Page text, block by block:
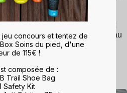
ou simplement à la
du pied, choisissez les
de marche et de sport
soin de vos pieds et restez au
soit l'activité !
concours et tentez de
Soins du pied, d'une
de 115€ !
composée de :
Trail Shoe Bag
Safety Kit